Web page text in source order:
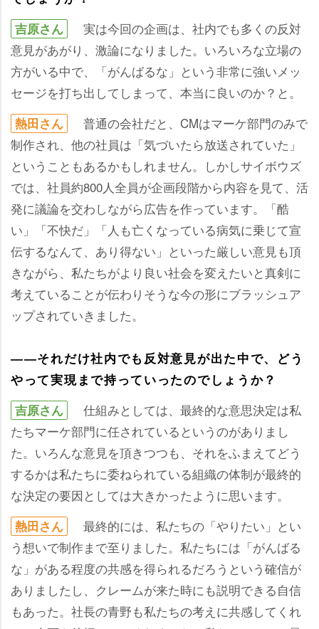
吉原さん
実は今回の企画は、社内でも多くの反対
意見があがり、激論になりました。いろいろな立場の
方がいる中で、「がんばるな」という非常に強いメッ
セージを打ち出してしまって、本当に良いのか？と。
熱田さん
普通の会社だと、CMはマーケ部門のみで
制作され、他の社員は「気づいたら放送されていた」
ということもあるかもしれません。しかしサイボウズ
では、社員約800人全員が企画段階から内容を見て、活
発に議論を交わしながら広告を作っています。「酷
い」「不快だ」「人も亡くなっている病気に乗じて宣
伝するなんて、あり得ない」といった厳しい意見も頂
きながら、私たちがより良い社会を変えたいと真剣に
考えていることが伝わりそうな今の形にブラッシュア
ップされていきました。
――それだけ社内でも反対意見が出た中で、どう
って実現まで持っていったのでしょうか？
吉原さん
仕組みとしては、最終的な意思決定は私
たちマーケ部門に任されているというのがありまし
た。いろんな意見を頂きつつも、それをふまえてどう
するかは私たちに委ねられている組織の体制が最終的
な決定の要因としては大きかったように思います。
熱田さん
最終的には、私たちの「やりたい」とい
う想いで制作まで至りました。私たちには「がんばる
な」がある程度の共感を得られるだろうという確信が
ありましたし、クレームが来た時にも説明できる自信
もあった。社長の青野も私たちの考えに共感してくれ